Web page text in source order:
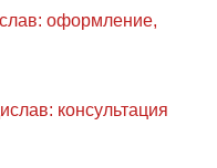
оформление,
консультация